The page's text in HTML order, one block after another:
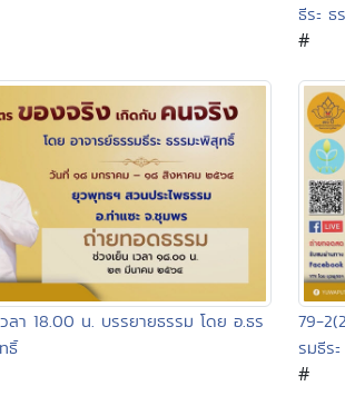
ธีระ ธ
#
ลา 18.00 น. บรรยายธรรม โดย อ.ธร
ธิ์
79-
รมธีร
#